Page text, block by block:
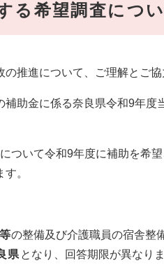
る希望調査につ
推進について、ご理解とご
助金に係る奈良県令和9年度
について令和9年度に補助を希
。
の整備及び介護職員の宿舎整
県 となり、回答期限が異なり